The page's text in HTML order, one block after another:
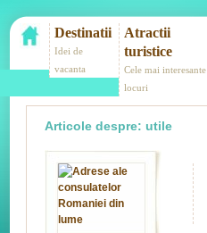
Destinatii
Idei de
vacanta
Atractii
turistice
Cele mai interesante
locuri
Articole despre: utile